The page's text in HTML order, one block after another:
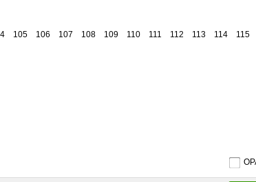
105 106 107 108 109 110 111 112 113 114
115